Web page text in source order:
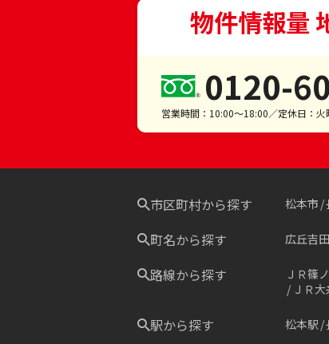
物件情報量
0120-
営業時間：10:00～18:00／定休日：
市区町村から探す 松本市
町名から探す 広丘吉田
路線から探す ＪＲ篠
ＪＲ
駅から探す 松本駅